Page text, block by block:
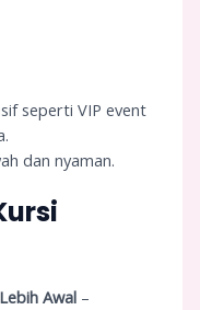
seperti VIP event
dan nyaman.
Awal –